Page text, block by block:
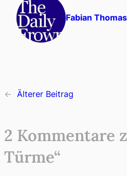
Fabian Thomas
← Älterer Beitrag
2 Kommentare
Türme“